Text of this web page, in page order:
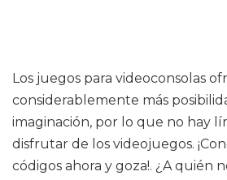
Los juegos para videoconsolas
considerablemente más
imaginación, por lo que no hay
disfrutar de los videojuegos.
códigos ahora y goza!. ¿A quién